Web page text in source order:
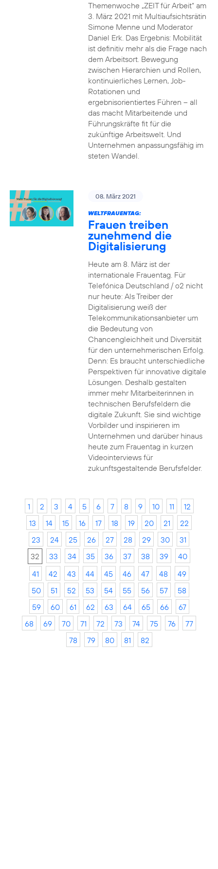
Themenwoche „ZEIT für Arbeit“ am
3. März 2021 mit Multiaufsichtsrätin
Simone Menne und Moderator
Daniel Erk. Das Ergebnis: Mobilität
ist definitiv mehr als die Frage nach
dem Arbeitsort. Bewegung
zwischen Hierarchien und Rollen,
kontinuierliches Lernen, Job-
Rotationen und
ergebnisorientiertes Führen – all
das macht Mitarbeitende und
Führungskräfte fit für die
zukünftige Arbeitswelt. Und
Unternehmen anpassungsfähig im
steten Wandel.
08. März 2021
WELTFRAUENTAG:
Frauen treiben
zunehmend die
Digitalisierung
Heute am 8. März ist der
internationale Frauentag. Für
Telefónica Deutschland / o2 nicht
nur heute: Als Treiber der
Digitalisierung weiß der
Telekommunikationsanbieter um
die Bedeutung von
Chancengleichheit und Diversität
für den unternehmerischen Erfolg.
Denn: Es braucht unterschiedliche
Perspektiven für innovative digitale
Lösungen. Deshalb gestalten
immer mehr Mitarbeiterinnen in
technischen Berufsfeldern die
digitale Zukunft. Sie sind wichtige
Vorbilder und inspirieren im
Unternehmen und darüber hinaus
heute zum Frauentag in kurzen
Videointerviews für
zukunftsgestaltende Berufsfelder.
1 2 3 4 5 6 7 8 9 10 11
12
13
14 15 16 17 18 19 20 21
22
23
24 25 26 27 28 29 30
31
32
33 34 35 36 37 38 39
40
41
42 43 44 45 46 47 48
49
50
51 52 53 54 55 56 57
58
59
60 61 62 63 64 65 66
67
68
69 70 71 72 73 74 75 76
77
78
79 80 81 82